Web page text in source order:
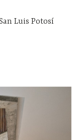
Luis Potosí